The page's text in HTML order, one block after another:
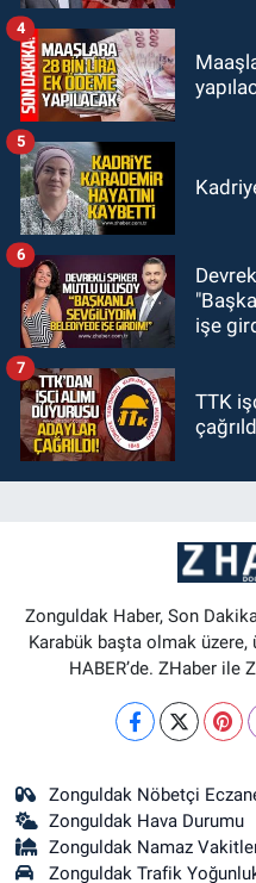
4
5
işe
6
TTK
7
Zonguldak Haber, Son
Karabük başta olmak
HABER’de. ZHaber ile
Zonguldak Nöbetçi
Zonguldak Hava Durumu
Zonguldak Namaz
Zonguldak Trafik